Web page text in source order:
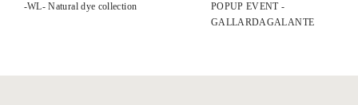
-WL- Natural dye collection
POPUP EVENT -
GALLARDAGALANTE